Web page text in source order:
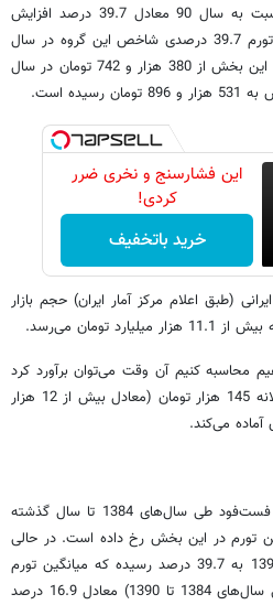
ها در سال 91 نسبت به سال 90 معادل 39.7 درصد افزایش
توان اشاره کرد با احتساب تورم 39.7 درصدی شاخص این گروه در سال
91 میزان هزینه سالانه هر خانوار در این بخش از 380 هزار و 742 تومان در سال
این فشارسنج و نخری ضرر
کردی!
خرید باتخفیف
خانوار ایرانی (طبق اعلام مرکز آمار ایران) حجم بازار
تومان می
رسد.
محاسبه کنیم آن وقت میتوان برآورد کرد
که به صورت میانگین هر ایرانی سالانه 145 هزار تومان (معادل بیش از 12 هزار
آماده میکند.
فستفود طی سال
های 1384 تا سال گذشته
1391 بیشترین تورم در این بخش رخ داده است. در حالی
این میزان افزایش قیمت در سال 1391 به 39.7 درصد رسیده که میانگین تورم
های 1384 تا 1390) معادل 16.9 درصد